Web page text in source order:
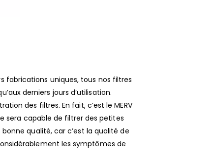
fabrications uniques, tous nos filtres
derniers jours d’utilisation.
des filtres. En fait, c’est le MERV
sera capable de filtrer des petites
qualité, car c’est la qualité de
les symptômes de